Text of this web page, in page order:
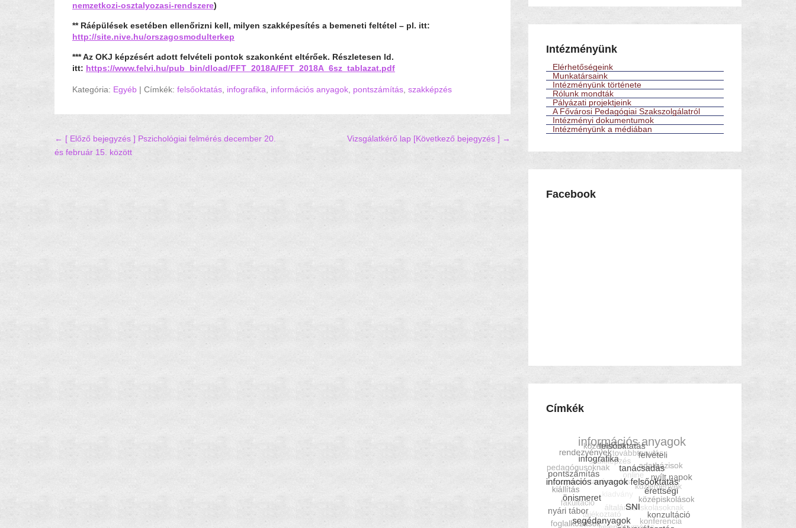
nemzetkozi-osztalyozasi-rendszere)
** Ráépülések esetében ellenőrizni kell, milyen szakképesítés a bemeneti feltétel – pl. itt:
http://site.nive.hu/orszagosmodulterkep
*** Az OKJ képzésért adott felvételi pontok szakonként eltérőek. Részletesen ld.
itt: https://www.felvi.hu/pub_bin/dload/FFT_2018A/FFT_2018A_6sz_tablazat.pdf
Kategória: Egyéb | Címkék: felsőoktatás, infografika, információs anyagok, pontszámítás, szakképzés
Hozzászólás navigáció
← [ Előző bejegyzés ] Pszichológiai felmérés december 20.
és február 15. között
Vizsgálatkérő lap [Következő bejegyzés ] →
Intézményünk
Elérhetőségeink
Munkatársaink
Intézményünk története
Rólunk mondták
Pályázati projektjeink
A Fővárosi Pedagógiai Szakszolgálatról
Intézményi dokumentumok
Intézményünk a médiában
Facebook
Címkék